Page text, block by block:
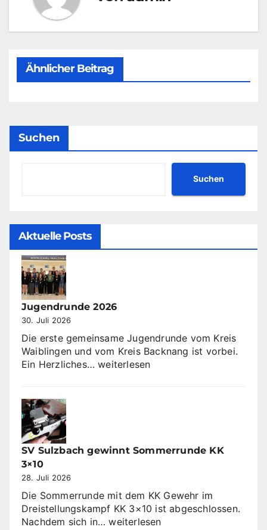
Ähnlicher Beitrag
Suchen
Suchen
Aktuelle Posts
Jugendrunde 2026
30. Juli 2026
Die erste gemeinsame Jugendrunde vom Kreis
Waiblingen und vom Kreis Backnang ist vorbei.
Ein Herzliches…Jugendrunde
weiterlesen
SV Sulzbach gewinnt Sommerrunde KK
3×10
28. Juli 2026
Die Sommerrunde mit dem KK Gewehr im
Dreistellungskampf KK 3×10 ist abgeschlossen.
Nachdem sich in…SV
weiterlesen